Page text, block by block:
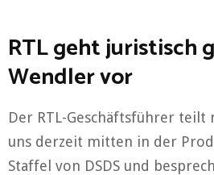
RTL geht juristisch
Wendler vor
Der RTL-Geschäftsführer teilt
uns derzeit mitten in der
Staffel von DSDS und